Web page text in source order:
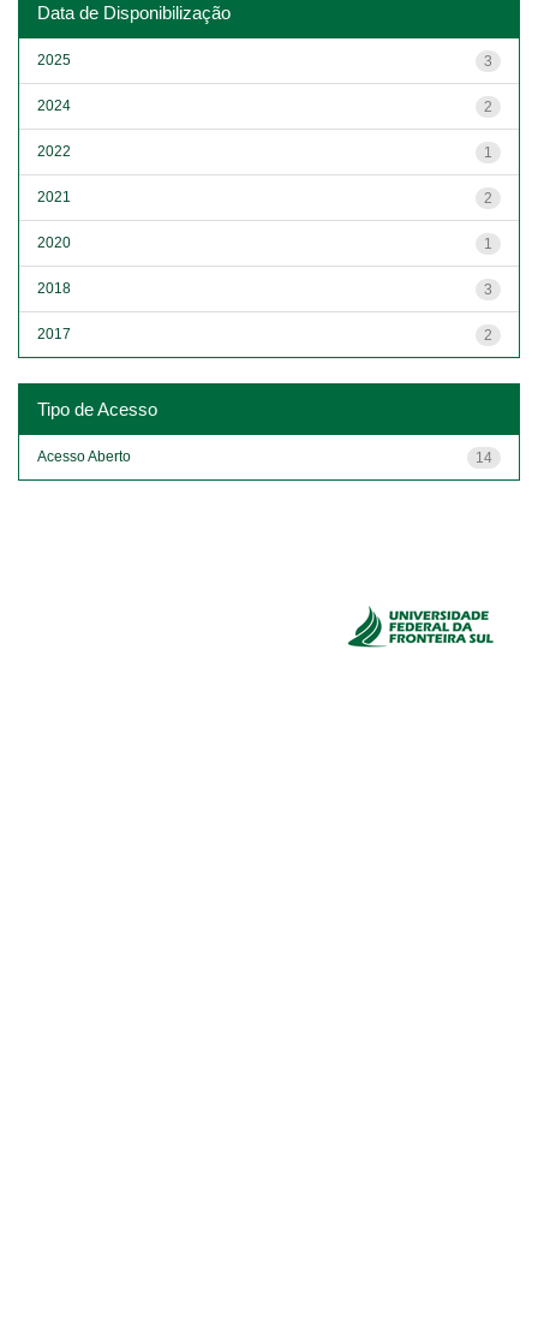
Data de Disponibilização
3
2025
2
2024
1
2022
2
2021
1
2020
3
2018
2
2017
Tipo de Acesso
14
Acesso Aberto